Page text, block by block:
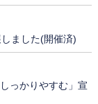
ました(開催済)
っかりやすむ」宣